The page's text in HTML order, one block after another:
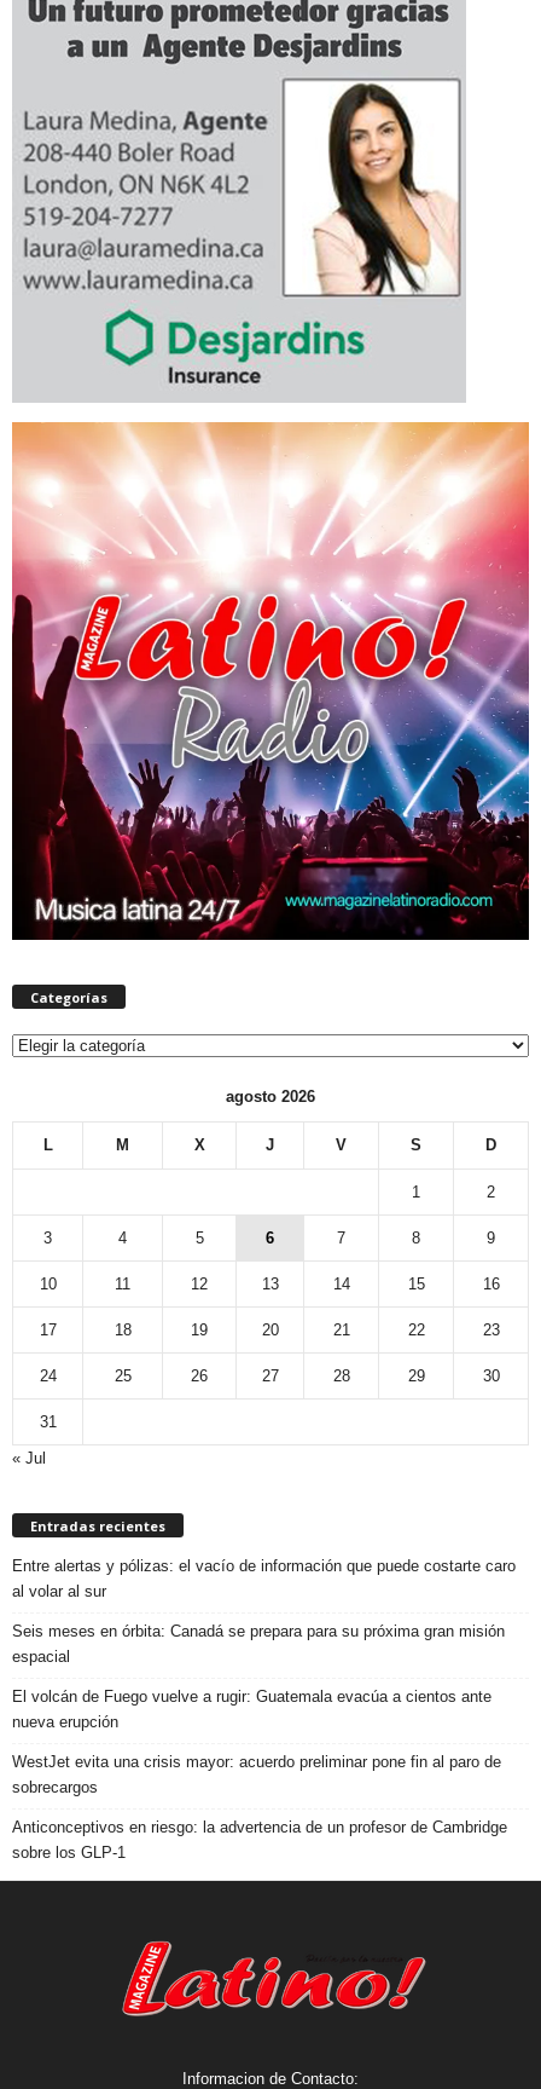
Categorías
Categorías
agosto 2026
L M X J V S D
1 2
3 4 5 6 7 8 9
10 11 12 13 14 15 16
17 18 19 20 21 22 23
24 25 26 27 28 29 30
31
« Jul
Entradas recientes
Entre alertas y pólizas: el vacío de información que puede costarte caro
al volar al sur
Seis meses en órbita: Canadá se prepara para su próxima gran misión
espacial
El volcán de Fuego vuelve a rugir: Guatemala evacúa a cientos ante
nueva erupción
WestJet evita una crisis mayor: acuerdo preliminar pone fin al paro de
sobrecargos
Anticonceptivos en riesgo: la advertencia de un profesor de Cambridge
sobre los GLP-1
Informacion de Contacto: